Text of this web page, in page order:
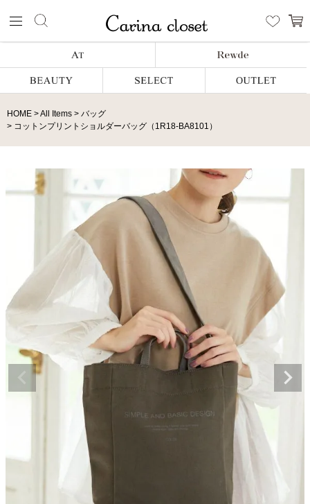
HOME All Items
バッグ
コットンプリントショルダーバッグ（1R18-BA8101）